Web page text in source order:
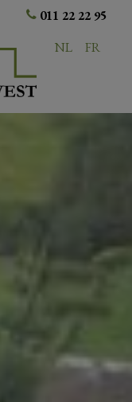
011 22 22 95
NL
FR